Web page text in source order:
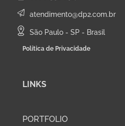
atendimento@dp2.com.br
São Paulo - SP - Brasil
Política de Privacidade
LINKS
PORTFOLIO